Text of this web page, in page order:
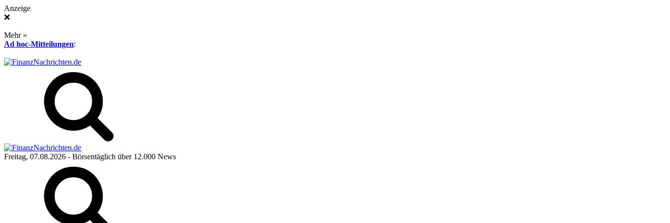
Anzeige
❌
Mehr »
Ad hoc-Mitteilungen:
Freitag, 07.08.2026 - Börsentäglich über 12.000 News